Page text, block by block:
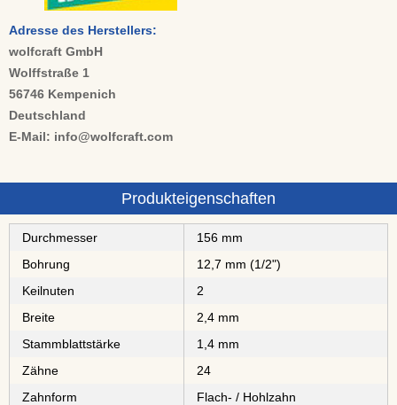
Adresse des Herstellers:
wolfcraft GmbH
Wolffstraße 1
56746 Kempenich
Deutschland
E-Mail: info@wolfcraft.com
Produkteigenschaften
Durchmesser
156 mm
Bohrung
12,7 mm (1/2")
Keilnuten
2
Breite
2,4 mm
Stammblattstärke
1,4 mm
Zähne
24
Zahnform
Flach- / Hohlzahn